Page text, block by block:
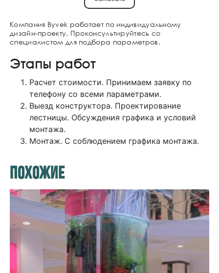
Компания Byvek работает по индивидуальному
дизайн-проекту. Проконсультируйтесь со
специалистом для подбора параметров.
Этапы работ
Расчет стоимости. Принимаем заявку по
телефону со всеми параметрами.
Выезд конструктора. Проектирование
лестницы. Обсуждения графика и условий
монтажа.
Монтаж. С соблюдением графика монтажа.
ПОХОЖИЕ